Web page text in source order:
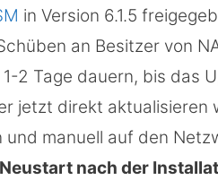
in Version 6.1.5
an Besitzer von
2 Tage dauern, bis das
jetzt direkt aktualisieren
manuell auf den
nach der